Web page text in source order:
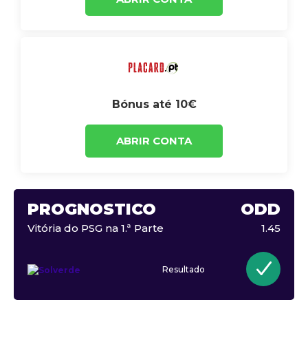
Bónus até 10€
ABRIR CONTA
PROGNÓSTICO ODD
Vitória do PSG na 1.ª Parte 1.45
Resultado